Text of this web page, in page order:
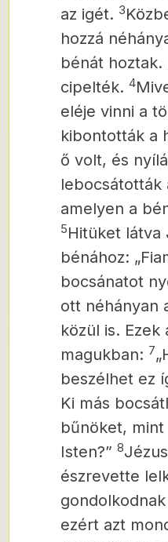
az igét. 3
hozzá
bénát hoztak.
cipelték. 4
eléje vinni a
kibontották a
ő volt, és
lebocsátották
amelyen a
5Hitüket látva
bénához:
bocsánatot
ott néhányan
közül is.
magukban: 7
beszélhet ez
Ki más
bűnöket,
Isten?” 8
észrevette
ezért azt